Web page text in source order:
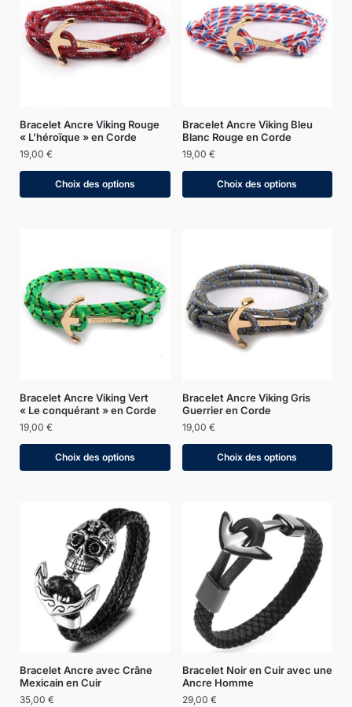
Bracelet Ancre Viking Rouge
« L’héroïque » en Corde
19,00 €
Choix des options
Bracelet Ancre Viking Bleu
Blanc Rouge en Corde
19,00 €
Choix des options
Bracelet Ancre Viking Vert
« Le conquérant » en Corde
19,00 €
Choix des options
Bracelet Ancre Viking Gris
Guerrier en Corde
19,00 €
Choix des options
Bracelet Ancre avec Crâne
Mexicain en Cuir
35,00 €
Bracelet Noir en Cuir avec une
Ancre Homme
29,00 €